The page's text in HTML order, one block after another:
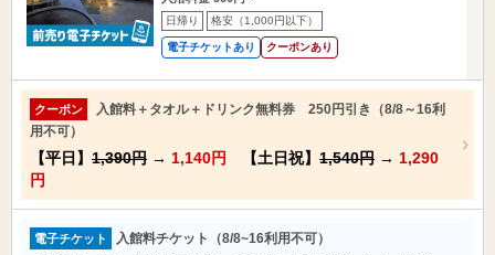
日帰り 格安（1,000円以下）
電子チケットあり クーポンあり
クーポン
入館料＋タオル＋ドリンク無料券 250円引き（8/8～16利
用不可）
【平日】 1,390円 → 1,140円 【土日祝】 1,540円 → 1,290
円
電子チケット 入館料チケット（8/8~16利用不可）